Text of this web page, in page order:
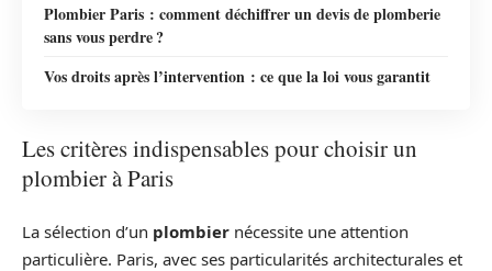
Plombier Paris : comment déchiffrer un devis de plomberie
sans vous perdre ?
Vos droits après l’intervention : ce que la loi vous garantit
Les critères indispensables pour choisir un
plombier à Paris
La sélection d’un plombier nécessite une attention
particulière. Paris, avec ses particularités architecturales et